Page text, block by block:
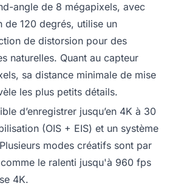
angle de 8 mégapixels, avec
de 120 degrés, utilise un
de distorsion pour des
naturelles. Quant au capteur
sa distance minimale de mise
les plus petits détails.
d’enregistrer jusqu’en 4K à 30
(OIS + EIS) et un système
modes créatifs sont par
le ralenti jusqu'à 960 fps
4K.